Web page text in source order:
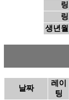
생년
날짜
레이
팅